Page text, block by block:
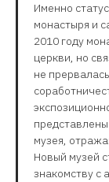
Именно
монастыря и
2010 году
церкви, но
не
музея,
Новый музей
знакомству с